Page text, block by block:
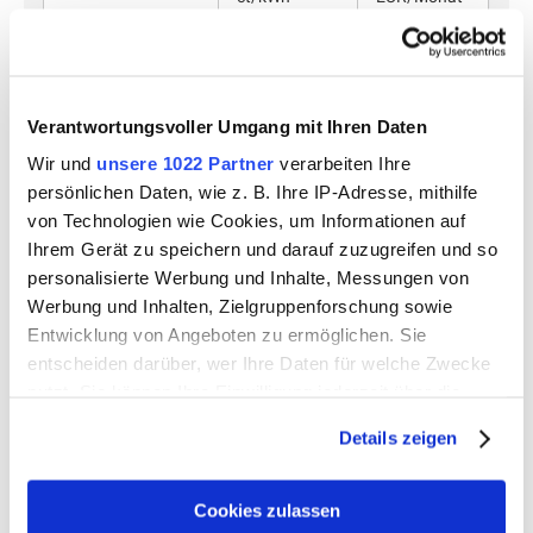
Verantwortungsvoller Umgang mit Ihren Daten
Wir und unsere 1022 Partner verarbeiten Ihre
persönlichen Daten, wie z. B. Ihre IP-Adresse, mithilfe
von Technologien wie Cookies, um Informationen auf
Ihrem Gerät zu speichern und darauf zuzugreifen und so
personalisierte Werbung und Inhalte, Messungen von
Werbung und Inhalten, Zielgruppenforschung sowie
Entwicklung von Angeboten zu ermöglichen. Sie
entscheiden darüber, wer Ihre Daten für welche Zwecke
Trigger Symbol ändern oder widerrufen
Wenn Sie es erlauben, würden wir auch gerne:
Details zeigen
Cookies zulassen
Preise für Sonderverträge Weiden für
Bestandskunden
Diese Preise gelten für die Stadt Weiden. Bei den
genannten Preisen handelt es sich um Bruttopreise